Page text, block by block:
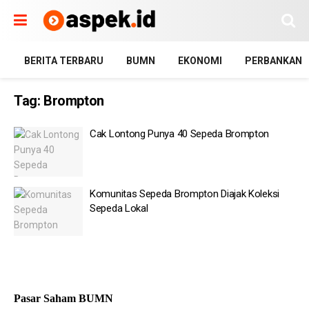
BERITA TERBARU BUMN EKONOMI PERBANKAN
Tag: Brompton
Cak Lontong Punya 40 Sepeda Brompton
Komunitas Sepeda Brompton Diajak Koleksi
Sepeda Lokal
Pasar Saham BUMN